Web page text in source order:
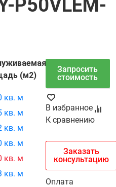
P50VLEM-
Запросить
стоимость
В избранное
К сравнению
Заказать
консультацию
Оплата
(м2)
кв. м
кв. м
кв. м
кв. м
кв. м
кв. м